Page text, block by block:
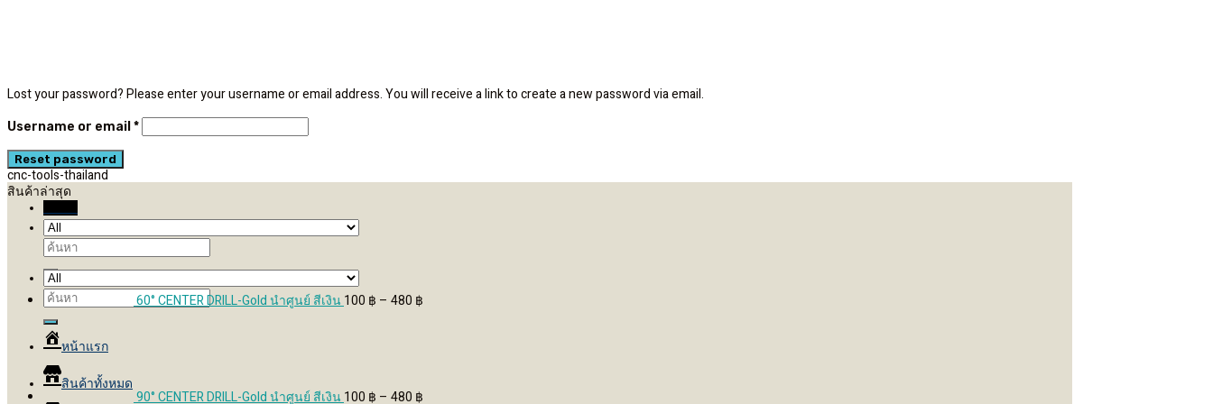
cnc-tools-thailand
Search
for:
Search
for:
หน้าแรก
สินค้าทั้งหมด
Lost your password? Please enter your username or email address. You will receive a link to create a new password via email.
Username or email *Required
Reset password
สินค้าล่าสุด
60° CENTER DRILL-Gold นำศูนย์ สีเงิน100 ฿ – 480 ฿
90° CENTER DRILL-Gold นำศูนย์ สีเงิน100 ฿ – 480 ฿